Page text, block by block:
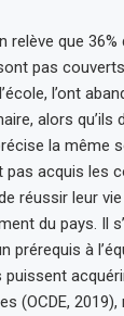
relève que 36%
pas
l’ont
alors qu’ils
la même
pas acquis les
réussir leur
du pays. Il
prérequis à
(OCDE, 2019),